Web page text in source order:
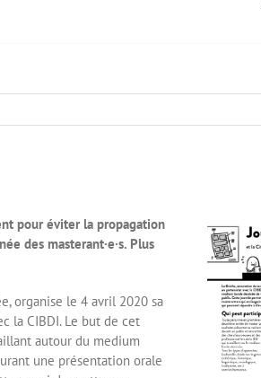
pour éviter la propagation
des masterant·e·s. Plus
organise le 4 avril 2020 sa
la CIBDI. Le but de cet
autour du medium
une présentation orale